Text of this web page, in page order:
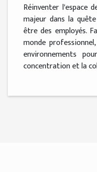
Réinventer l'espace
majeur dans la
être des employés.
monde
environnements
concentration et la